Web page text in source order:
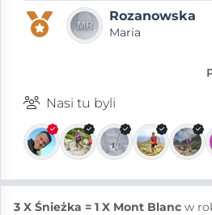
Rozanowska
Maria
Nasi tu byli
3 X Śnieżka = 1 X Mont Blanc w